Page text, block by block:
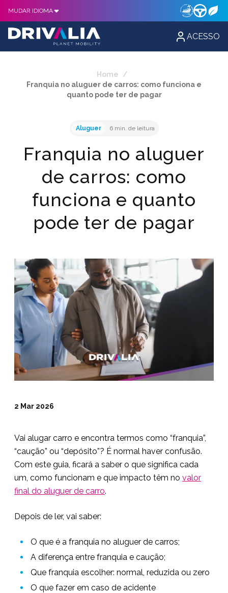
MUDAR IDIOMA
ACESSO
Home
/
Franquia no aluguer de carros: como funciona e
quanto pode ter de pagar
Aluguer 6 min. de leitura
Franquia no aluguer
de carros: como
funciona e quanto
pode ter de pagar
2 Mar 2026
Vai alugar carro e encontra termos como “franquia”,
“caução” ou “depósito”? É normal haver confusão.
Com este guia, ficará a saber o que significa cada
um, como funcionam e que impacto têm no valor
final do aluguer de carro.
Depois de ler, vai saber:
O que é a franquia no aluguer de carros;
A diferença entre franquia e caução;
Que franquia escolher: normal, reduzida ou zero
O que fazer em caso de acidente